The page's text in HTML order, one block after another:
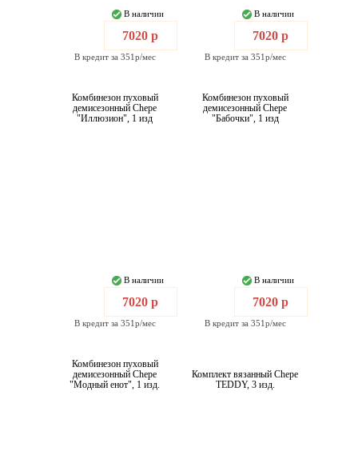
В наличии
7020 р
В кредит за 351р/мес
В наличии
7020 р
В кредит за 351р/мес
Комбинезон пуховый
демисезонный Chepe
"Иллюзион", 1 изд
В наличии
7020 р
В кредит за 351р/мес
Комбинезон пуховый
демисезонный Chepe
"Бабочки", 1 изд
В наличии
7020 р
В кредит за 351р/мес
Комбинезон пуховый
демисезонный Chepe
"Модный енот", 1 изд.
Комплект вязанный Chepe
TEDDY, 3 изд.